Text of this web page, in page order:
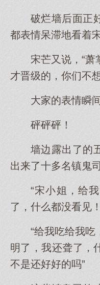
破烂墙后面正
都表情呆滞地看着宋
宋芒又说，“
才晋级的，你们不
大家的表情瞬
砰砰砰！
墙边露出了的
出来了十多名镇鬼
“宋小姐，给
了，什么都没看见
“给我吃给我
明了，我还聋了，
不是还好好的吗”